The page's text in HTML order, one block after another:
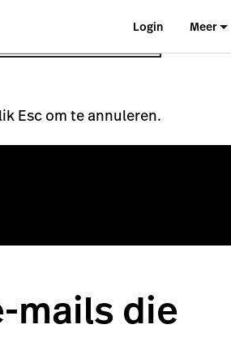
Login Meer
Esc om te annuleren.
mails die